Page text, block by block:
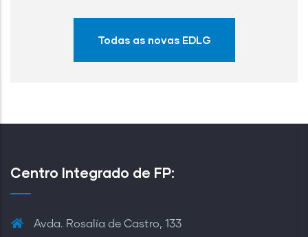
Todas as novas EDLG
Centro Integrado de FP:
Avda. Rosalía de Castro, 133